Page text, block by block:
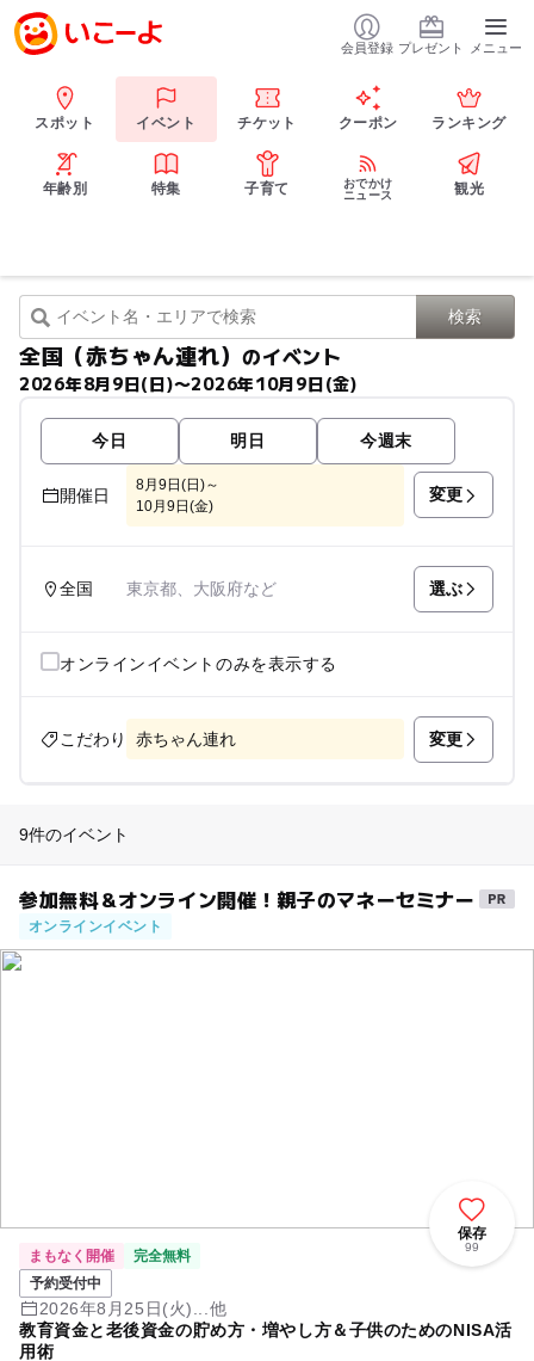
会員登録 プレゼント メニュー
スポット イベント チケット クーポン ランキング
年齢別 特集 子育て
おでかけ
ニュース
観光
全国（赤ちゃん連れ）のイベント
2026年8月9日(日)〜2026年10月9日(金)
今日 明日 今週末
開催日
8月9日(日)～
10月9日(金)
変更
全国 東京都、大阪府など 選ぶ
オンラインイベントのみを表示する
こだわり 赤ちゃん連れ 変更
9件のイベント
参加無料＆オンライン開催！親子のマネーセミナー
オンラインイベント
保存
99
まもなく開催
完全無料
予約受付中
2026年8月25日(火)...他
教育資金と老後資金の貯め方・増やし方＆子供のためのNISA活
用術